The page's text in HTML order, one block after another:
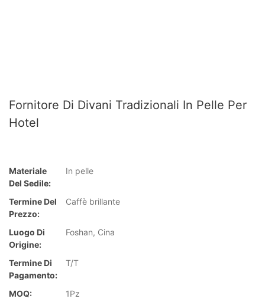
Fornitore Di Divani Tradizionali In Pelle Per
Hotel
Materiale
Del Sedile:
In pelle
Termine Del
Prezzo:
Caffè brillante
Luogo Di
Origine:
Foshan, Cina
Termine Di
Pagamento:
T/T
MOQ:
1Pz